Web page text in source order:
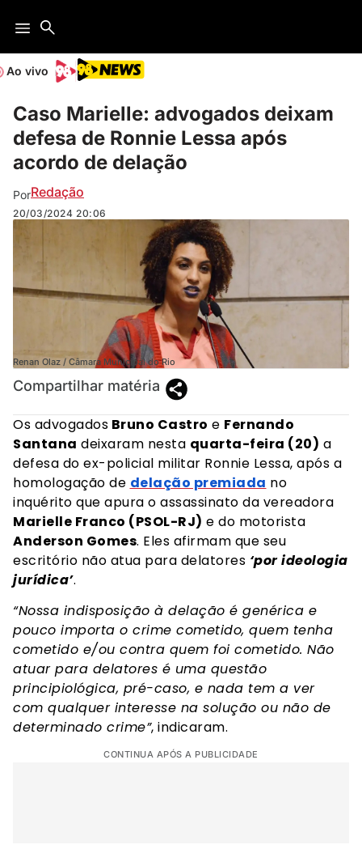
Ao vivo
Caso Marielle: advogados deixam
defesa de Ronnie Lessa após
acordo de delação
PorRedação
20/03/2024 20:06
Renan Olaz / Câmara Municipal do Rio
Compartilhar matéria
Os advogados Bruno Castro e Fernando
Santana deixaram nesta quarta-feira (20) a
defesa do ex-policial militar Ronnie Lessa, após a
homologação de delação premiada no
inquérito que apura o assassinato da vereadora
Marielle Franco (PSOL-RJ) e do motorista
Anderson Gomes. Eles afirmam que seu
escritório não atua para delatores ‘por ideologia
jurídica’.
“Nossa indisposição à delação é genérica e
pouco importa o crime cometido, quem tenha
cometido e/ou contra quem foi cometido. Não
atuar para delatores é uma questão
principiológica, pré-caso, e nada tem a ver
com qualquer interesse na solução ou não de
determinado crime”, indicaram.
CONTINUA APÓS A PUBLICIDADE